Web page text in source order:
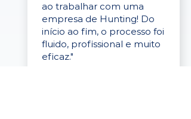
ao trabalhar com uma
empresa de Hunting! Do
início ao fim, o processo foi
fluido, profissional e muito
eficaz."